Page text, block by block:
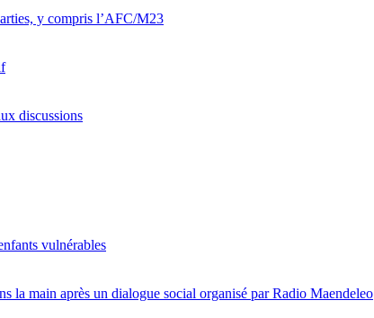
y compris l’AFC/M23
discussions
vulnérables
la main après un dialogue social organisé par Radio Maendeleo